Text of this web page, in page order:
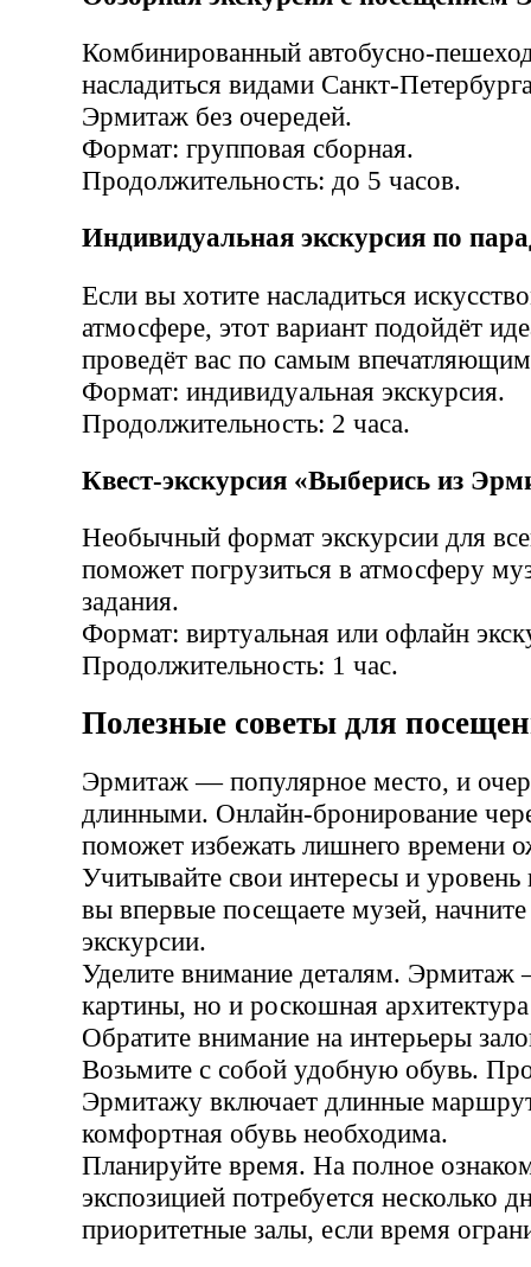
Комбинированный автобусно-
насладиться видами Санкт-
Эрмитаж без очередей.
Формат: групповая сборная.
Продолжительность: до 5 часов.
Индивидуальная экскурсия по
Если вы хотите насладиться
атмосфере, этот вариант подойдёт
проведёт вас по самым
Формат: индивидуальная экскурсия.
Продолжительность: 2 часа.
Квест-экскурсия «Выберись из
Необычный формат экскурсии для
поможет погрузиться в атмосферу
задания.
Формат: виртуальная или офлайн
Продолжительность: 1 час.
Полезные советы для
Эрмитаж — популярное место, и
длинными. Онлайн-бронирование
поможет избежать лишнего времени
Учитывайте свои интересы и уровень
вы впервые посещаете музей,
экскурсии.
Уделите внимание деталям. Эрмитаж
картины, но и роскошная
Обратите внимание на интерьеры
Возьмите с собой удобную обувь.
Эрмитажу включает длинные
комфортная обувь необходима.
Планируйте время. На полное
экспозицией потребуется несколько
приоритетные залы, если время